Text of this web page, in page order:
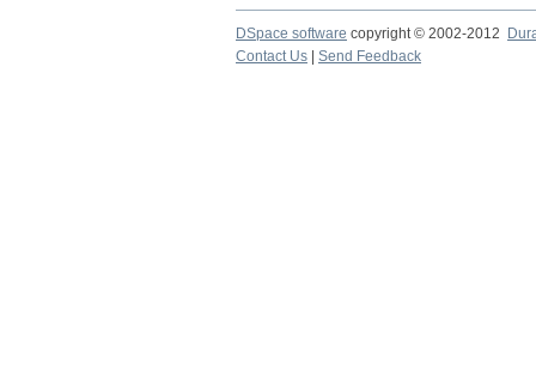
DSpace software copyright © 2002-2012
Contact Us
Send Feedback